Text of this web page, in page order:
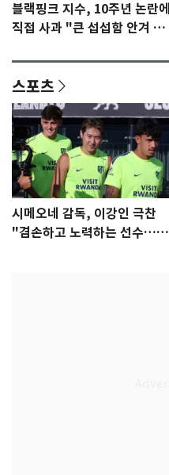
블랙핑크 지수, 10주년 논란에
직접 사과 "큰 섭섭함 안겨 미
스포츠
시메오네 감독, 이강인 극찬
"겸손하고 노력하는 선수…좋